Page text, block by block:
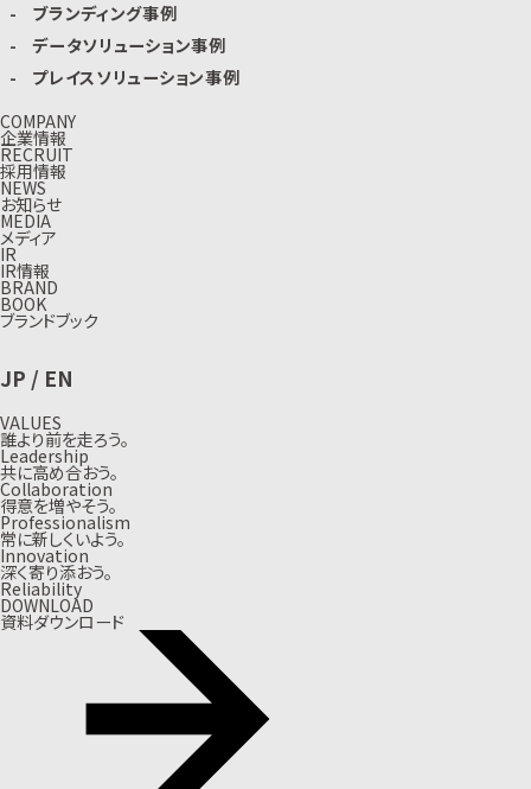
ブランディング事例
データソリューション事例
プレイスソリューション事例
COMPANY
企業情報
RECRUIT
採用情報
NEWS
お知らせ
MEDIA
メディア
IR
IR情報
BRAND
BOOK
ブランドブック
JP / EN
VALUES
誰より前を走ろう。
Leadership
共に高め合おう。
Collaboration
得意を増やそう。
Professionalism
常に新しくいよう。
Innovation
深く寄り添おう。
Reliability
DOWNLOAD
資料ダウンロード